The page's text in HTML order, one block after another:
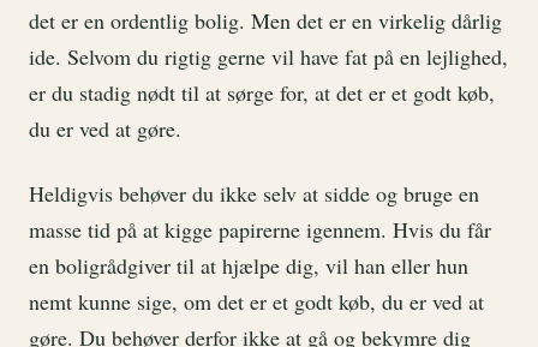
det er en ordentlig bolig. Men det er en virkelig dårlig
ide. Selvom du rigtig gerne vil have fat på en lejlighed,
er du stadig nødt til at sørge for, at det er et godt køb,
du er ved at gøre.
Heldigvis behøver du ikke selv at sidde og bruge en
masse tid på at kigge papirerne igennem. Hvis du får
en boligrådgiver til at hjælpe dig, vil han eller hun
nemt kunne sige, om det er et godt køb, du er ved at
gøre. Du behøver derfor ikke at gå og bekymre dig